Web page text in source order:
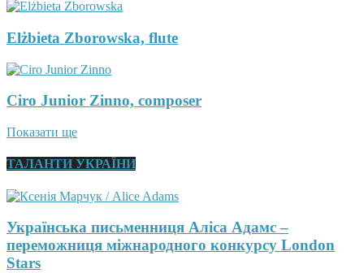
Elżbieta Zborowska, flute
Ciro Junior Zinno, composer
Показати ще
ТАЛАНТИ УКРАЇНИ
Українська письменниця Аліса Адамс –
переможниця міжнародного конкурсу London
Stars